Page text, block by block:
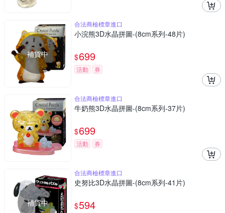
補貨中
合法商檢標章進口
小浣熊3D水晶拼圖-(8cm系列-48片)
$699
活動 券
合法商檢標章進口
牛奶熊3D水晶拼圖-(8cm系列-37片)
$699
活動 券
補貨中
合法商檢標章進口
史努比3D水晶拼圖-(8cm系列-41片)
$594